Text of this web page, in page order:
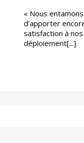
« Nous
d’apporter
satisfaction à
déploiement[...]